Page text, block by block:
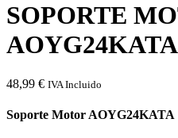
SOPORTE
AOYG24KATA
48,99 € IVA Incluido
Soporte Motor AOYG24KATA